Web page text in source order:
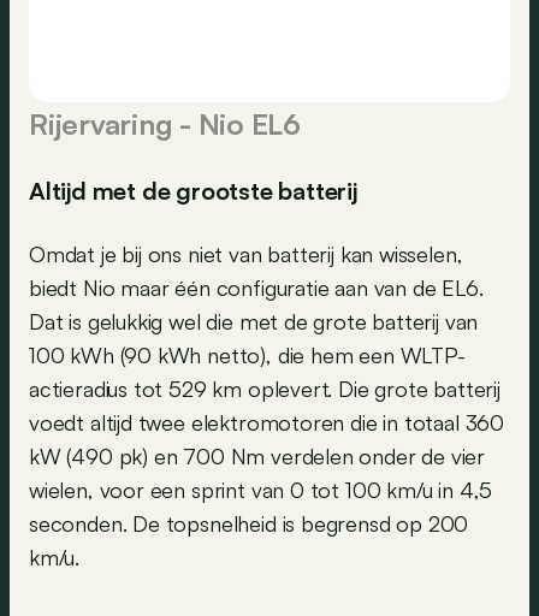
Rijervaring - Nio EL6
Altijd met de grootste batterij
Omdat je bij ons niet van batterij kan wisselen,
biedt Nio maar één configuratie aan van de EL6.
Dat is gelukkig wel die met de grote batterij van
100 kWh (90 kWh netto), die hem een WLTP-
actieradius tot 529 km oplevert. Die grote batterij
voedt altijd twee elektromotoren die in totaal 360
kW (490 pk) en 700 Nm verdelen onder de vier
wielen, voor een sprint van 0 tot 100 km/u in 4,5
seconden. De topsnelheid is begrensd op 200
km/u.